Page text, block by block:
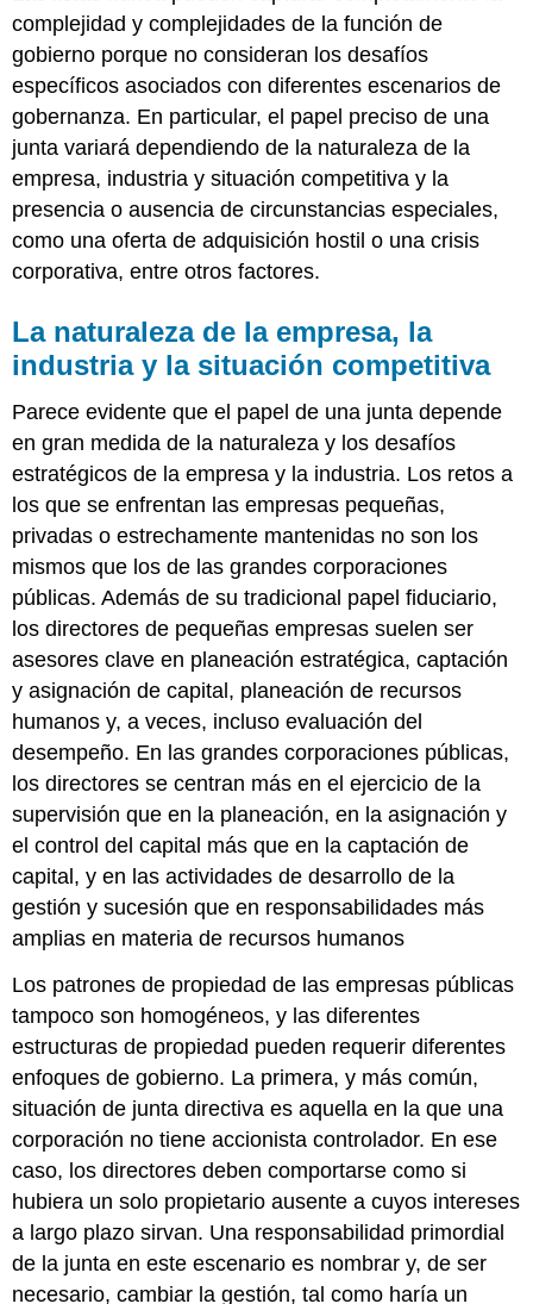
complejidad y complejidades de la función de
gobierno porque no consideran los desafíos
específicos asociados con diferentes escenarios de
gobernanza. En particular, el papel preciso de una
junta variará dependiendo de la naturaleza de la
empresa, industria y situación competitiva y la
presencia o ausencia de circunstancias especiales,
como una oferta de adquisición hostil o una crisis
corporativa, entre otros factores.
La naturaleza de la empresa, la
industria y la situación competitiva
Parece evidente que el papel de una junta depende
en gran medida de la naturaleza y los desafíos
estratégicos de la empresa y la industria. Los retos a
los que se enfrentan las empresas pequeñas,
privadas o estrechamente mantenidas no son los
mismos que los de las grandes corporaciones
públicas. Además de su tradicional papel fiduciario,
los directores de pequeñas empresas suelen ser
asesores clave en planeación estratégica, captación
y asignación de capital, planeación de recursos
humanos y, a veces, incluso evaluación del
desempeño. En las grandes corporaciones públicas,
los directores se centran más en el ejercicio de la
supervisión que en la planeación, en la asignación y
el control del capital más que en la captación de
capital, y en las actividades de desarrollo de la
gestión y sucesión que en responsabilidades más
amplias en materia de recursos humanos
Los patrones de propiedad de las empresas públicas
tampoco son homogéneos, y las diferentes
estructuras de propiedad pueden requerir diferentes
enfoques de gobierno. La primera, y más común,
situación de junta directiva es aquella en la que una
corporación no tiene accionista controlador. En ese
caso, los directores deben comportarse como si
hubiera un solo propietario ausente a cuyos intereses
a largo plazo sirvan. Una responsabilidad primordial
de la junta en este escenario es nombrar y, de ser
necesario, cambiar la gestión, tal como haría un